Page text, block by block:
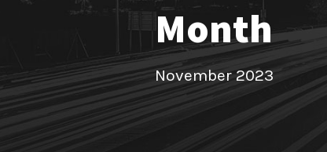
Month
November 2023